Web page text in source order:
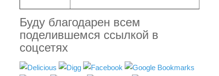
Буду благодарен всем
поделившемся ссылкой в
соцсетях